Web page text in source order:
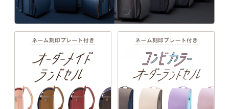
軽さと両立した1 5 7シボのハイブリッド仕様。背あての
ビビットカラーとのコントラストがより鮮やかに。
EXTERIOR DESIGN
ンナップ。ランドセル探しは、お子さまの“感
性”と“自分らしさ”が花開く絶好のチャンス。
詳しく見る